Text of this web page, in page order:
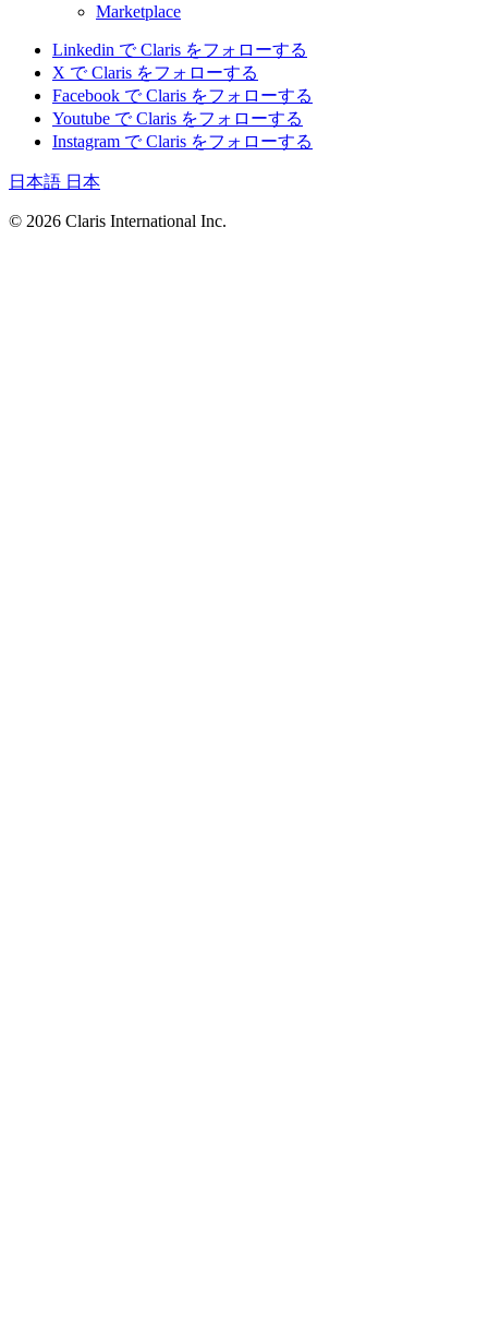
Marketplace
Linkedin で Claris をフォローする
X で Claris をフォローする
Facebook で Claris をフォローする
Youtube で Claris をフォローする
Instagram で Claris をフォローする
日本語 日本
© 2026 Claris International Inc.